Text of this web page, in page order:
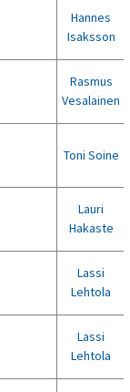
Hannes
Isaksson
Rasmus
Vesalainen
Toni Soine
Lauri
Hakaste
Lassi
Lehtola
Lassi
Lehtola